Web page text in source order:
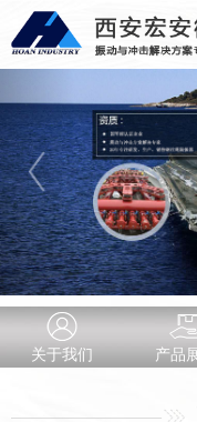
关于我们 产品